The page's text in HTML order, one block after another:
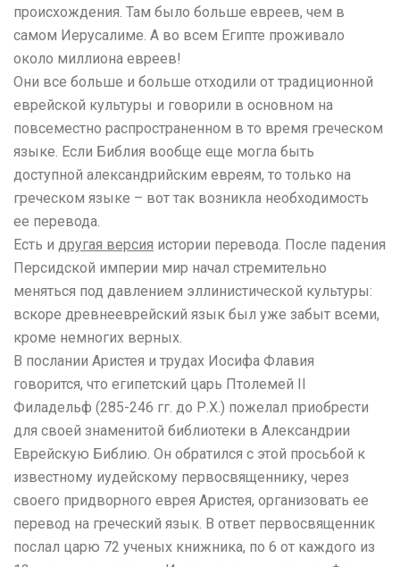
происхождения. Там было больше евреев, чем в
самом Иерусалиме. А во всем Египте проживало
около миллиона евреев!
Они все больше и больше отходили от традиционной
еврейской культуры и говорили в основном на
повсеместно распространенном в то время греческом
языке. Если Библия вообще еще могла быть
доступной александрийским евреям, то только на
греческом языке – вот так возникла необходимость
ее перевода.
Есть и другая версия истории перевода. После падения
Персидской империи мир начал стремительно
меняться под давлением эллинистической культуры:
вскоре древнееврейский язык был уже забыт всеми,
кроме немногих верных.
В послании Аристея и трудах Иосифа Флавия
говорится, что египетский царь Птолемей ІІ
Филадельф (285-246 гг. до Р.Х.) пожелал приобрести
для своей знаменитой библиотеки в Александрии
Еврейскую Библию. Он обратился с этой просьбой к
известному иудейскому первосвященнику, через
своего придворного еврея Аристея, организовать ее
перевод на греческий язык. В ответ первосвященник
послал царю 72 ученых книжника, по 6 от каждого из